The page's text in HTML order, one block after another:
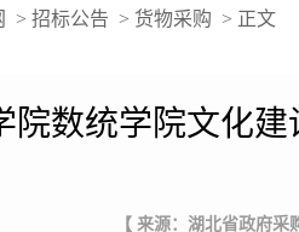
> 招标公告 > 货物采购 > 正文
院数统学院文化
【 来源：湖北省政府